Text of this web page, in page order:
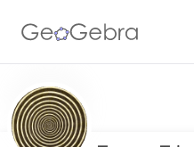
Resources
Number Sense